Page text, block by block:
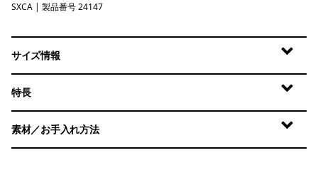
Saxifrage: Canopy Green
SXCA | 製品番号 24147
サイズ情報
特長
素材／お手入れ方法